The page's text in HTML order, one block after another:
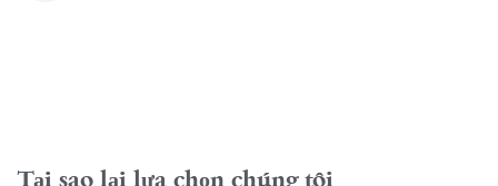
Tại sao lại lựa chọn chúng tôi